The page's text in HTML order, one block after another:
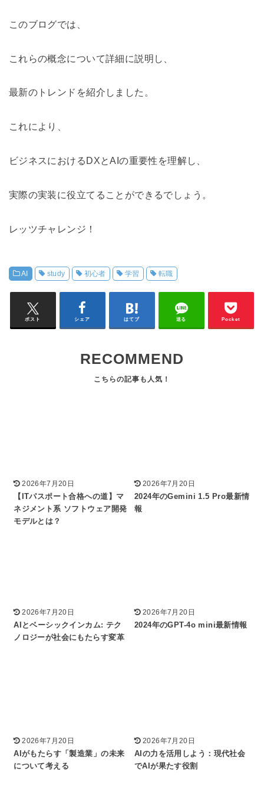
このブログでは、
これらの概念について詳細に説明し、
最新のトレンドを紹介しました。
これにより、
ビジネスにおけるDXとAIの重要性を理解し、
実際の実装に役立てることができるでしょう。
レッツチャレンジ！
AI study 初心者 学習 転職
ポスト シェア はてブ 送る Pocket
RECOMMEND
2026年7月20日
【ITパスポート合格への道】マ
ネジメント系 ソフトウェア開発
モデルとは？
2026年7月20日
2024年のGemini 1.5 Pro最新情
報
2026年7月20日
AIとベーシックインカム: テク
ノロジーが社会にもたらす変革
2026年7月20日
2024年のGPT-4o mini最新情報
2026年7月20日
AIがもたらす「製造業」の未来
について考える
2026年7月20日
AIの力を活用しよう：現代社会
でAIが果たす役割